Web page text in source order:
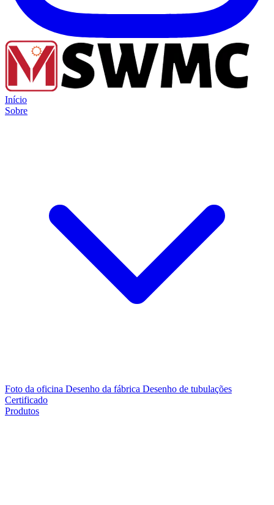
Início
Sobre
Foto da oficina Desenho da fábrica Desenho de tubulações
Certificado
Produtos